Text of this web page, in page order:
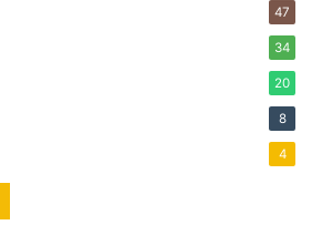
47
34
20
8
4